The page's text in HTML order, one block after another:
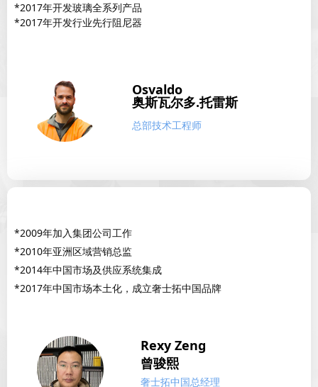
*2017年开发玻璃全系列产品
*2017年开发行业先行阻尼器
Osvaldo
奥斯瓦尔多.托雷斯
总部技术工程师
*2009年加入集团公司工作
*2010年亚洲区域营销总监
*2014年中国市场及供应系统集成
*2017年中国市场本土化，成立奢士拓中国品牌
Rexy Zeng
曾骏熙
奢士拓中国总经理